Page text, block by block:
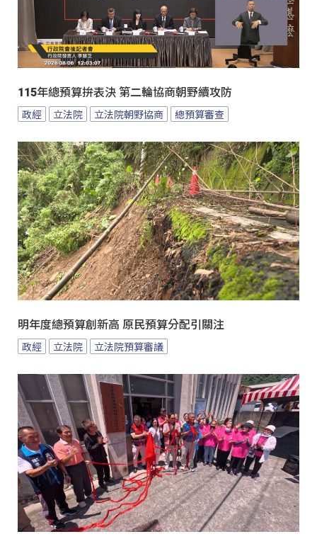
115年總預算拚表決 第二輪協商朝野續攻防
政經 立法院 立法院朝野協商 總預算審查
明年度總預算創新高 原民預算分配引關注
政經 立法院 立法院預算審議